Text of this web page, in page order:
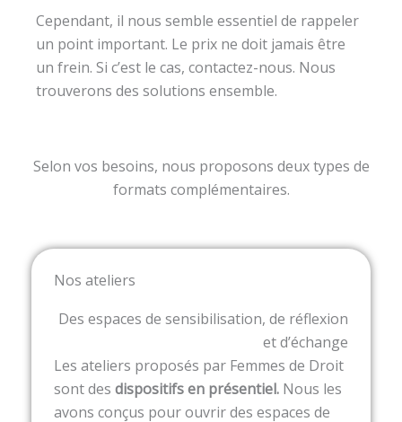
Cependant, il nous semble essentiel de rappeler
un point important. Le prix ne doit jamais être
un frein. Si c’est le cas, contactez-nous. Nous
trouverons des solutions ensemble.
Selon vos besoins, nous proposons deux types de
formats complémentaires.
Nos ateliers
Des espaces de sensibilisation, de réflexion
et d’échange
Les ateliers proposés par Femmes de Droit
sont des dispositifs en présentiel. Nous les
avons conçus pour ouvrir des espaces de